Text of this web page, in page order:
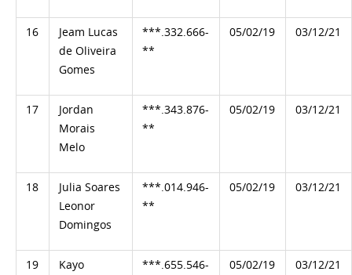
16
Jeam Lucas
de Oliveira
Gomes
***.332.666-
**
05/02/19 03/12/21
17
Jordan
Morais
Melo
***.343.876-
**
05/02/19 03/12/21
18
Julia Soares
Leonor
Domingos
***.014.946-
**
05/02/19 03/12/21
19
Kayo
***.655.546-
05/02/19 03/12/21